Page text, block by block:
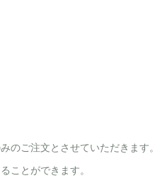
のご注文とさせていただきます
ことができます。